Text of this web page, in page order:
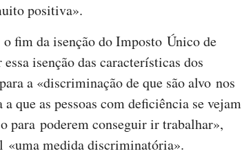
positiva».
fim da isenção do Imposto Único de
isenção das características dos
a «discriminação de que são alvo nos
que as pessoas com deficiência se vejam
para poderem conseguir ir trabalhar»,
«uma medida discriminatória».